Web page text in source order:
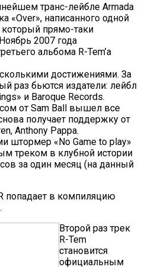
транс-лейбле Armada
«Over», написанного одной
прямо-таки
2007 года
альбома R-Tem’a
достижениями. За
раз бьются издатели: лейбл
и Baroque Records.
от Sam Ball вышел все
получает поддержку от
Anthony Pappa.
штормер «No Game to play»
треком в клубной истории
за один месяц (на данный
попадает в компиляцию
Второй раз трек
R-Tem
становится
официальным